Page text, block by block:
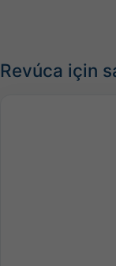
Revúca için